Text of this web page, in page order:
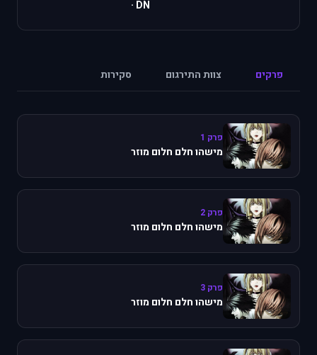
· DN
פרקים צוות התירגום סקירות
פרק 1
מישהו חלם חלום מוזר
פרק 2
מישהו חלם חלום מוזר
פרק 3
מישהו חלם חלום מוזר